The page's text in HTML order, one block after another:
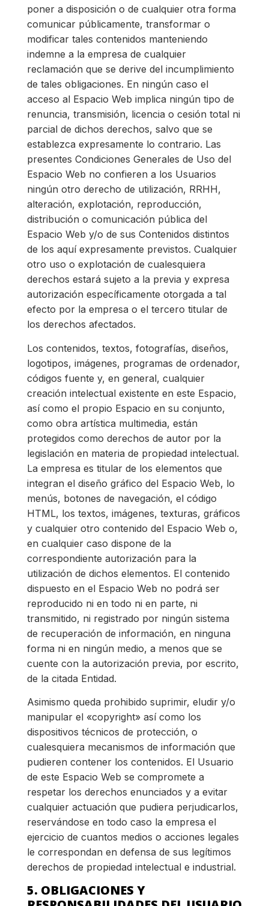
poner a disposición o de cualquier otra forma
comunicar públicamente, transformar o
modificar tales contenidos manteniendo
indemne a la empresa de cualquier
reclamación que se derive del incumplimiento
de tales obligaciones. En ningún caso el
acceso al Espacio Web implica ningún tipo de
renuncia, transmisión, licencia o cesión total ni
parcial de dichos derechos, salvo que se
establezca expresamente lo contrario. Las
presentes Condiciones Generales de Uso del
Espacio Web no confieren a los Usuarios
ningún otro derecho de utilización, RRHH,
alteración, explotación, reproducción,
distribución o comunicación pública del
Espacio Web y/o de sus Contenidos distintos
de los aquí expresamente previstos. Cualquier
otro uso o explotación de cualesquiera
derechos estará sujeto a la previa y expresa
autorización específicamente otorgada a tal
efecto por la empresa o el tercero titular de
los derechos afectados.
Los contenidos, textos, fotografías, diseños,
logotipos, imágenes, programas de ordenador,
códigos fuente y, en general, cualquier
creación intelectual existente en este Espacio,
así como el propio Espacio en su conjunto,
como obra artística multimedia, están
protegidos como derechos de autor por la
legislación en materia de propiedad intelectual.
La empresa es titular de los elementos que
integran el diseño gráfico del Espacio Web, lo
menús, botones de navegación, el código
HTML, los textos, imágenes, texturas, gráficos
y cualquier otro contenido del Espacio Web o,
en cualquier caso dispone de la
correspondiente autorización para la
utilización de dichos elementos. El contenido
dispuesto en el Espacio Web no podrá ser
reproducido ni en todo ni en parte, ni
transmitido, ni registrado por ningún sistema
de recuperación de información, en ninguna
forma ni en ningún medio, a menos que se
cuente con la autorización previa, por escrito,
de la citada Entidad.
Asimismo queda prohibido suprimir, eludir y/o
manipular el «copyright» así como los
dispositivos técnicos de protección, o
cualesquiera mecanismos de información que
pudieren contener los contenidos. El Usuario
de este Espacio Web se compromete a
respetar los derechos enunciados y a evitar
cualquier actuación que pudiera perjudicarlos,
reservándose en todo caso la empresa el
ejercicio de cuantos medios o acciones legales
le correspondan en defensa de sus legítimos
derechos de propiedad intelectual e industrial.
5. OBLIGACIONES Y